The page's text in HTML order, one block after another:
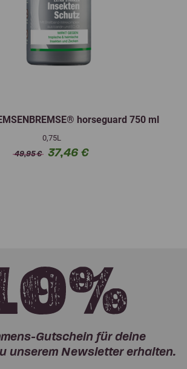
horseguard 750 ml
0,75L
49,95 € 37,46 €
Gutschein für deine
unserem Newsletter erhalten.